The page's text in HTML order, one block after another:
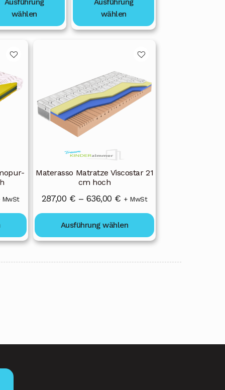
Ausführung
wählen
Ausführung
wählen
€
€
MwSt
Materasso Matratze Viscostar 21
cm hoch
287,00 € – 636,00 €Preisspanne:
287,00 €
bis
636,00 €
+ MwSt
Ausführung wählen
Varianten
auf.
Die
Optionen
werden